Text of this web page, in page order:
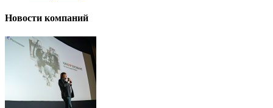
Новости компаний